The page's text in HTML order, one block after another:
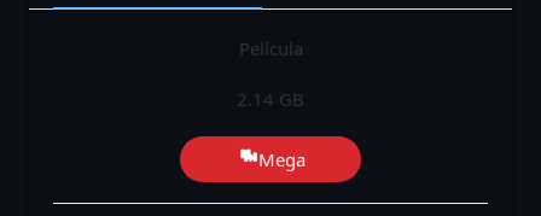
Película
2.14 GB
Mega